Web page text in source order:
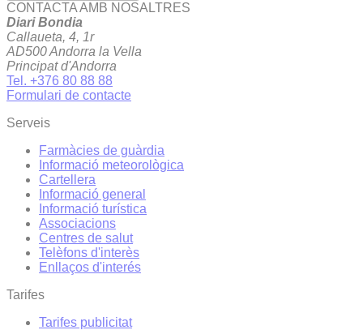
CONTACTA AMB NOSALTRES
Diari Bondia
Callaueta, 4, 1r
AD500 Andorra la Vella
Principat d'Andorra
Tel. +376 80 88 88
Formulari de contacte
Serveis
Farmàcies de guàrdia
Informació meteorològica
Cartellera
Informació general
Informació turística
Associacions
Centres de salut
Telèfons d'interès
Enllaços d'interés
Tarifes
Tarifes publicitat